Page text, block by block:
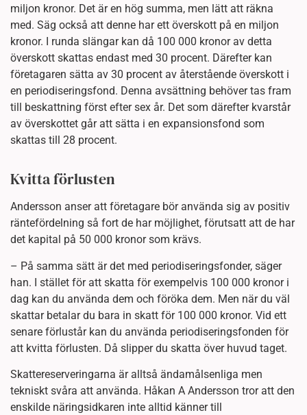
miljon kronor. Det är en hög summa, men lätt att räkna
med. Säg också att denne har ett överskott på en miljon
kronor. I runda slängar kan då 100 000 kronor av detta
överskott skattas endast med 30 procent. Därefter kan
företagaren sätta av 30 procent av återstående överskott i
en periodiseringsfond. Denna avsättning behöver tas fram
till beskattning först efter sex år. Det som därefter kvarstår
av överskottet går att sätta i en expansionsfond som
skattas till 28 procent.
Kvitta förlusten
Andersson anser att företagare bör använda sig av positiv
räntefördelning så fort de har möjlighet, förutsatt att de har
det kapital på 50 000 kronor som krävs.
– På samma sätt är det med periodiseringsfonder, säger
han. I stället för att skatta för exempelvis 100 000 kronor i
dag kan du använda dem och föröka dem. Men när du väl
skattar betalar du bara in skatt för 100 000 kronor. Vid ett
senare förlustår kan du använda periodiseringsfonden för
att kvitta förlusten. Då slipper du skatta över huvud taget.
Skattereserveringarna är alltså ändamålsenliga men
tekniskt svåra att använda. Håkan A Andersson tror att den
enskilde näringsidkaren inte alltid känner till